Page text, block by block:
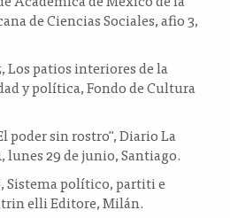
de Ciencias Sociales, afio 3,
Los patios interiores de la
y política, Fondo de Cultura
poder sin rostro", Diario La
lunes 29 de junio, Santiago.
Sistema político, partiti e
elli Editore, Milán.